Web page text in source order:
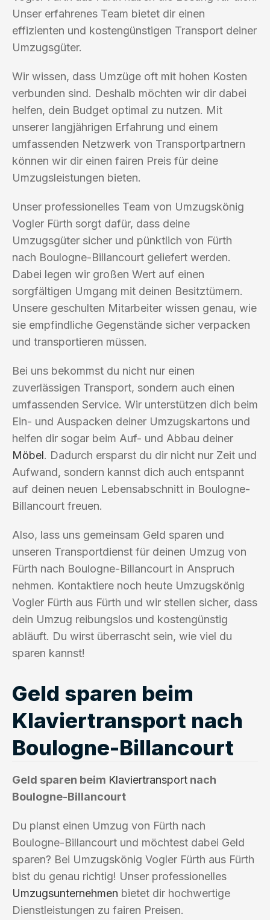
Unser erfahrenes Team bietet dir einen
effizienten und kostengünstigen Transport deiner
Umzugsgüter.
Wir wissen, dass Umzüge oft mit hohen Kosten
verbunden sind. Deshalb möchten wir dir dabei
helfen, dein Budget optimal zu nutzen. Mit
unserer langjährigen Erfahrung und einem
umfassenden Netzwerk von Transportpartnern
können wir dir einen fairen Preis für deine
Umzugsleistungen bieten.
Unser professionelles Team von Umzugskönig
Vogler Fürth sorgt dafür, dass deine
Umzugsgüter sicher und pünktlich von Fürth
nach Boulogne-Billancourt geliefert werden.
Dabei legen wir großen Wert auf einen
sorgfältigen Umgang mit deinen Besitztümern.
Unsere geschulten Mitarbeiter wissen genau, wie
sie empfindliche Gegenstände sicher verpacken
und transportieren müssen.
Bei uns bekommst du nicht nur einen
zuverlässigen Transport, sondern auch einen
umfassenden Service. Wir unterstützen dich beim
Ein- und Auspacken deiner Umzugskartons und
helfen dir sogar beim Auf- und Abbau deiner
Möbel. Dadurch ersparst du dir nicht nur Zeit und
Aufwand, sondern kannst dich auch entspannt
auf deinen neuen Lebensabschnitt in Boulogne-
Billancourt freuen.
Also, lass uns gemeinsam Geld sparen und
unseren Transportdienst für deinen Umzug von
Fürth nach Boulogne-Billancourt in Anspruch
nehmen. Kontaktiere noch heute Umzugskönig
Vogler Fürth aus Fürth und wir stellen sicher, dass
dein Umzug reibungslos und kostengünstig
abläuft. Du wirst überrascht sein, wie viel du
sparen kannst!
Geld sparen beim
Klaviertransport nach
Boulogne-Billancourt
Geld sparen beim Klaviertransport nach
Boulogne-Billancourt
Du planst einen Umzug von Fürth nach
Boulogne-Billancourt und möchtest dabei Geld
sparen? Bei Umzugskönig Vogler Fürth aus Fürth
bist du genau richtig! Unser professionelles
Umzugsunternehmen bietet dir hochwertige
Dienstleistungen zu fairen Preisen.